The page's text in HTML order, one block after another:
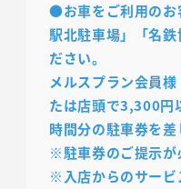
●お車をご利用の
駅北駐車場」「名
ださい。
メルスプラン会員
たは店頭で3,300円
時間分の駐車券を差
※駐車券のご提示が
※入店からのサービ